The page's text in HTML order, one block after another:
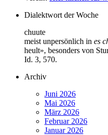
Dialektwort der Woche
chuute
meist unpersönlich in es
heult», besonders von
Id. 3, 570.
Archiv
Juni 2026
Mai 2026
März 2026
Februar 2026
Januar 2026